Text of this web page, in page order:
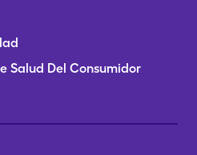
Salud Del Consumidor